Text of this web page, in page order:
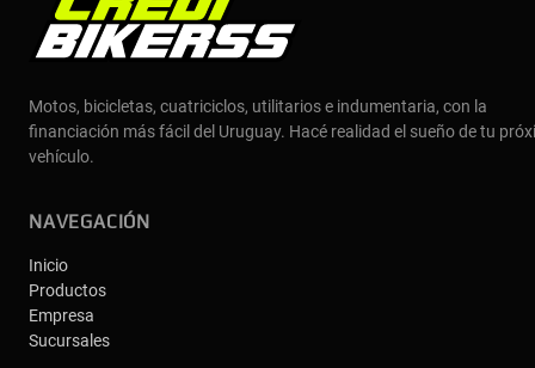
Motos, bicicletas, cuatriciclos, utilitarios e indumentaria, con la
financiación más fácil del Uruguay. Hacé realidad el sueño de tu
vehículo.
NAVEGACIÓN
Inicio
Productos
Empresa
Sucursales